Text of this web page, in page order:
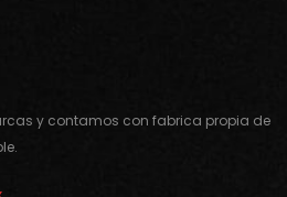
y contamos con fabrica propia de